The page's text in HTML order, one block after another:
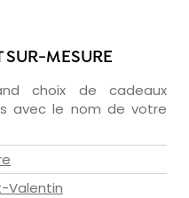
SUR-MESURE
choix de cadeaux
avec le nom de votre
Valentin